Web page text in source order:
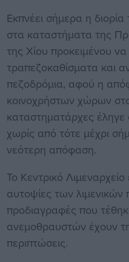
Εκπνέει σήμερα η
στα καταστήματα της
της Χίου προκειμένου
τραπεζοκαθίσματα και
πεζοδρόμια, αφού η
κοινοχρήστων χώρων
καταστηματάρχες έληγε
χωρίς από τότε μέχρι
νεότερη απόφαση.
Το Κεντρικό Λιμεναρχείο
αυτοψίες των λιμενικών
προδιαγραφές που
ανεμοθραυστών έχουν
περιπτώσεις.